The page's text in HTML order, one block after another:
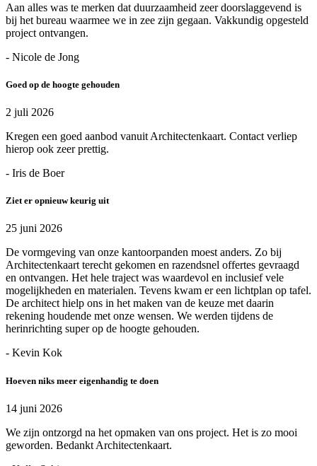
Aan alles was te merken dat duurzaamheid zeer doorslaggevend is
bij het bureau waarmee we in zee zijn gegaan. Vakkundig opgesteld
project ontvangen.
- Nicole de Jong
Goed op de hoogte gehouden
2 juli 2026
Kregen een goed aanbod vanuit Architectenkaart. Contact verliep
hierop ook zeer prettig.
- Iris de Boer
Ziet er opnieuw keurig uit
25 juni 2026
De vormgeving van onze kantoorpanden moest anders. Zo bij
Architectenkaart terecht gekomen en razendsnel offertes gevraagd
en ontvangen. Het hele traject was waardevol en inclusief vele
mogelijkheden en materialen. Tevens kwam er een lichtplan op tafel.
De architect hielp ons in het maken van de keuze met daarin
rekening houdende met onze wensen. We werden tijdens de
herinrichting super op de hoogte gehouden.
- Kevin Kok
Hoeven niks meer eigenhandig te doen
14 juni 2026
We zijn ontzorgd na het opmaken van ons project. Het is zo mooi
geworden. Bedankt Architectenkaart.